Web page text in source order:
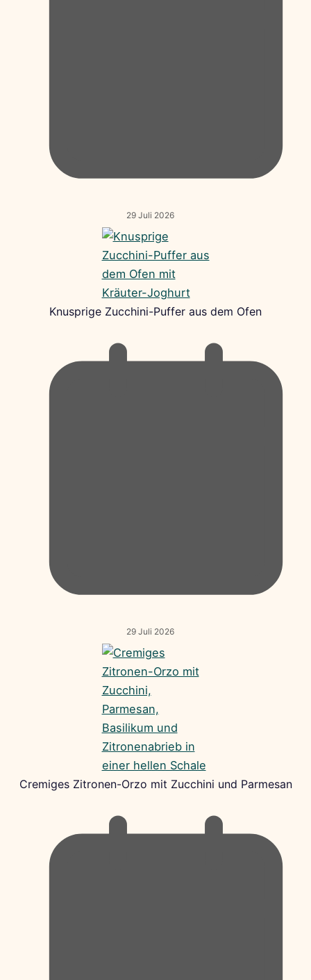
29 Juli 2026
Knusprige Zucchini-Puffer aus dem Ofen
29 Juli 2026
Cremiges Zitronen-Orzo mit Zucchini und Parmesan